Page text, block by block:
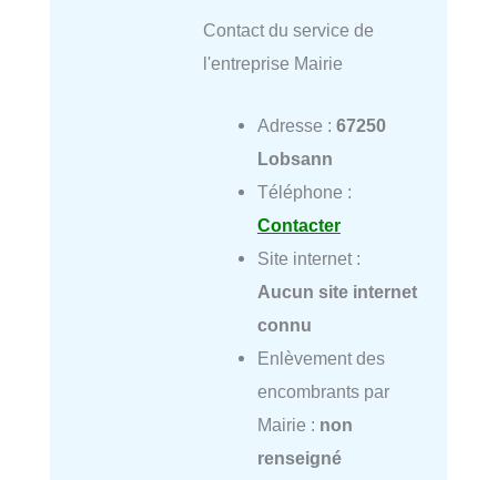
Contact du service de
l'entreprise Mairie
Adresse : 67250
Lobsann
Téléphone :
Contacter
Site internet :
Aucun site internet
connu
Enlèvement des
encombrants par
Mairie : non
renseigné